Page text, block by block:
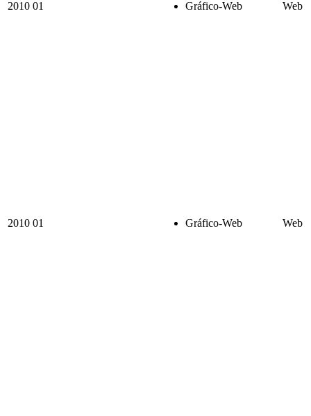
2010 01 Gráfico-Web Web
2010 01 Gráfico-Web Web